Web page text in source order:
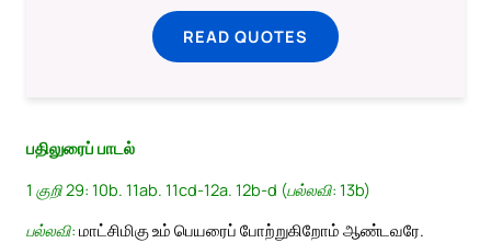
READ QUOTES
பதிலுரைப் பாடல்
1 குறி 29: 10b. 11ab. 11cd-12a. 12b-d (பல்லவி: 13b)
பல்லவி: மாட்சிமிகு உம் பெயரைப் போற்றுகிறோம் ஆண்டவரே.